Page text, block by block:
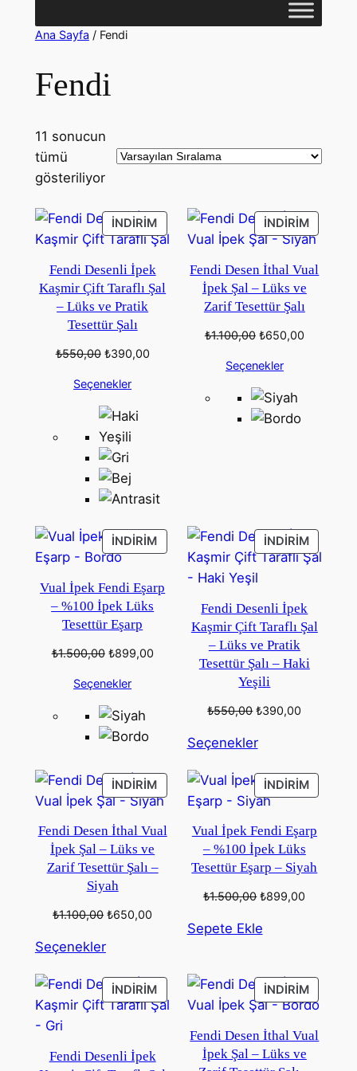
Ana Sayfa / Fendi
Fendi
11 sonucun
tümü
gösteriliyor
İNDIRIMİNDIRIMDEKI
ÜRÜN
Fendi Desenli İpek
Kaşmir Çift Taraflı Şal
– Lüks ve Pratik
Tesettür Şalı
₺550,00 Orijinal
₺550,00.
₺390,00Şu
Seçenekler
İNDIRIM
ÜRÜN
Fendi Desen İthal Vual
İpek Şal – Lüks ve
Zarif Tesettür Şalı
₺1.100,00 Orijinal
₺1.100,00.
₺650,00Şu
Seçenekler
İNDIRIMİNDIRIMDEKI
ÜRÜN
Vual İpek Fendi Eşarp
– %100 İpek Lüks
Tesettür Eşarp
₺1.500,00 Orijinal
₺1.500,00.
₺899,00Şu
Seçenekler
İNDIRIM
ÜRÜN
Fendi Desenli İpek
Kaşmir Çift Taraflı Şal
– Lüks ve Pratik
Tesettür Şalı – Haki
Yeşili
₺550,00 Orijinal
₺550,00.
₺390,00
Seçenekler
İNDIRIMİNDIRIMDEKI
ÜRÜN
Fendi Desen İthal Vual
İpek Şal – Lüks ve
Zarif Tesettür Şalı –
Siyah
₺1.100,00 Orijinal
₺650,00
andaki
Seçenekler
İNDIRIM
ÜRÜN
Vual İpek Fendi Eşarp
– %100 İpek Lüks
Tesettür Eşarp – Siyah
₺1.500,00 Orijinal
₺1.500,00.
₺899,00
Sepete Ekle
İNDIRIMİNDIRIMDEKI
ÜRÜN
Fendi Desenli İpek
İNDIRIM
ÜRÜN
Fendi Desen İthal Vual
İpek Şal – Lüks ve